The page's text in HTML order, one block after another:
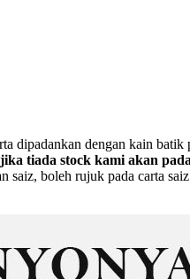
dipadankan dengan kain batik
tiada stock kami akan
saiz, boleh rujuk pada carta